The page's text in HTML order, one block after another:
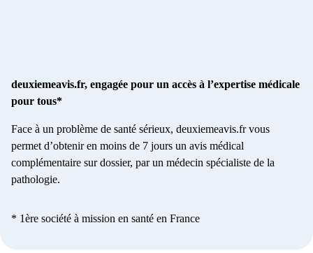
deuxiemeavis.fr, engagée pour un accès à l’expertise médicale
pour tous*
Face à un problème de santé sérieux, deuxiemeavis.fr vous
permet d’obtenir en moins de 7 jours un avis médical
complémentaire sur dossier, par un médecin spécialiste de la
pathologie.
* 1ère société à mission en santé en France